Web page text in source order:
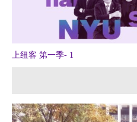
上纽客 第一季- 1